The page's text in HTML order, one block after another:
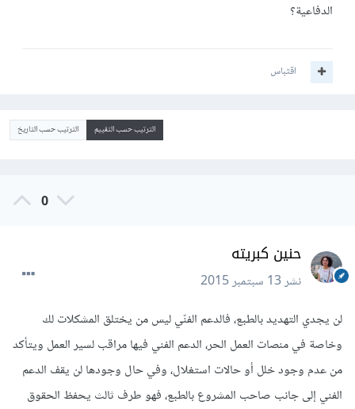
الدفاعية؟
اقتباس
الترتيب حسب التقييم الترتيب حسب التاريخ
0
حنين كبريته
نشر13 سبتمبر 2015
لن يجدي التهديد بالطبع، فالدعم الفنّي ليس من يختلق المشكلات لك
وخاصة في منصات العمل الحر، الدعم الفني فيها مراقب لسير العمل ويتأكد
من عدم وجود خلل أو حالات استغلال، وفي حال وجودها لن يقف الدعم
الفني إلى جانب صاحب المشروع بالطبع، فهو طرف ثالث يحفظ الحقوق